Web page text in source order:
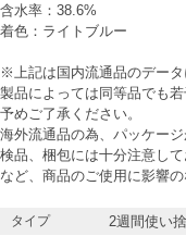
含水率：38.6%
着色：ライトブルー
※上記は国内流通品のデータ
製品によっては同等品でも
予めご了承ください。
海外流通品の為、パッケー
検品、梱包には十分注意し
など、商品のご使用に影響
タイプ 2週間使い